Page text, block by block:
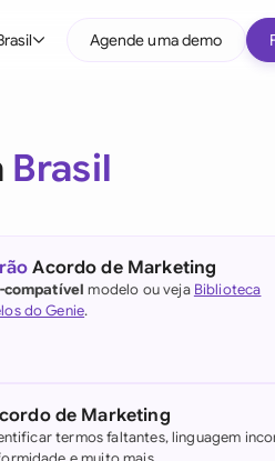
IA jurídica
Agende uma demo
Brasil
Acordo de Marketing
compatível modelo ou veja Biblioteca
do Genie.
de Marketing
termos faltantes, linguagem